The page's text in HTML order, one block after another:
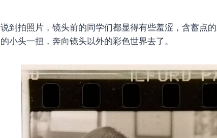
说到拍照片，镜头前的同学们都显得有些羞涩，含蓄点
的小头一扭，奔向镜头以外的彩色世界去了。